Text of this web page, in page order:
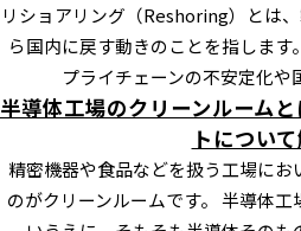
リショアリング（Reshoring）とは
ら国内に戻す動きのことを指しま
プライチェーンの不安定化
半導体工場のクリーンルーム
トについ
精密機器や食品などを扱う工場にお
のがクリーンルームです。 半導体